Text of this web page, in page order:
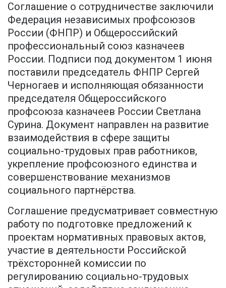
Соглашение о сотрудничестве заключили
Федерация независимых профсоюзов
России (ФНПР) и Общероссийский
профессиональный союз казначеев
России. Подписи под документом 1 июня
поставили председатель ФНПР Сергей
Черногаев и исполняющая обязанности
председателя Общероссийского
профсоюза казначеев России Светлана
Сурина. Документ направлен на развитие
взаимодействия в сфере защиты
социально-трудовых прав работников,
укрепление профсоюзного единства и
совершенствование механизмов
социального партнёрства.
Соглашение предусматривает совместную
работу по подготовке предложений к
проектам нормативных правовых актов,
участие в деятельности Российской
трёхсторонней комиссии по
регулированию социально-трудовых